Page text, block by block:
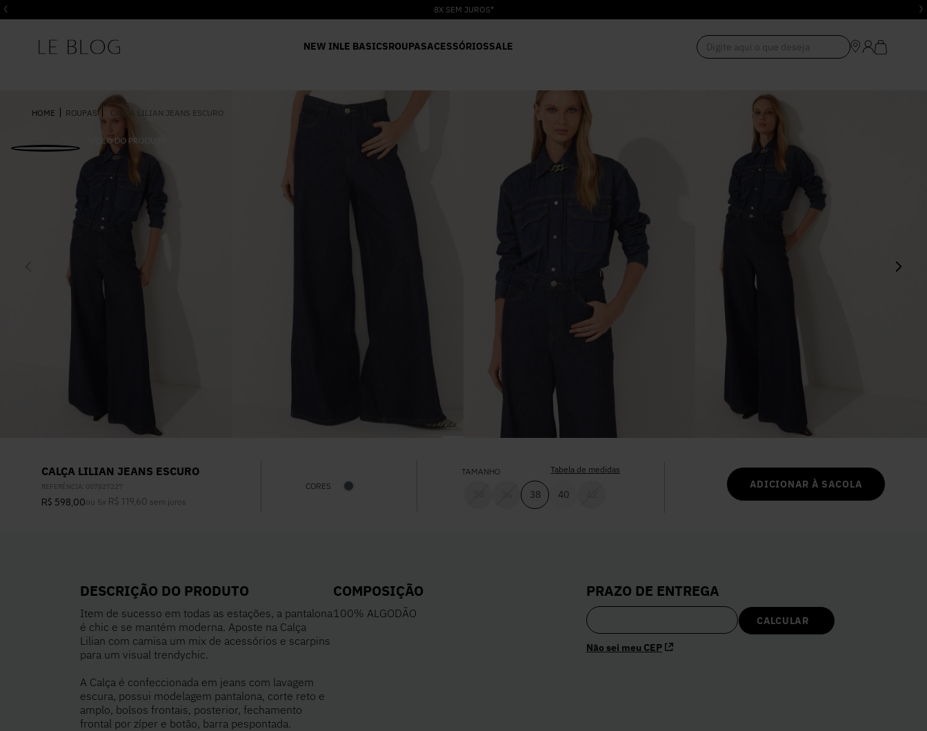
8X SEM JUROS*
NEW INLE BASICSROUPASACESSÓRIOSSALE Digite aqui o que deseja
ROUPAS CALÇA LILIAN JEANS ESCURO
CALÇA LILIAN JEANS ESCURO
REFERÊNCIA: 007827227
R$ 598,00ou 5x R$ 119 60 sem juros
CORES
TAMANHO
38 40
Tabela de medidas
ADICIONAR À SACOLA
DESCRIÇÃO DO PRODUTO
Item de sucesso em todas as estações, a pantalona
é chic e se mantém moderna. Aposte na Calça
Lilian com camisa um mix de acessórios e scarpins
para um visual trendychic.
A Calça é confeccionada em jeans com lavagem
escura, possui modelagem pantalona, corte reto e
amplo, bolsos frontais, posterior, fechamento
frontal por zíper e botão, barra pespontada.
COMPOSIÇÃO
100% ALGODÃO
PRAZO DE ENTREGA
Não sei meu CEP
Vestido
Roupas
Jeans
Calça Jeans
Vestido Branco